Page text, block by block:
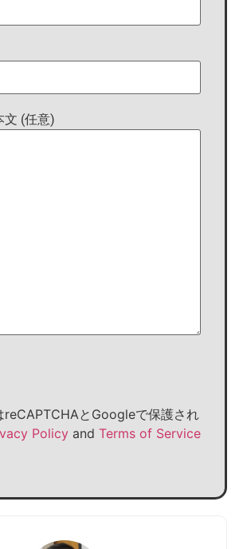
文 (任意)
reCAPTCHAとGoogleで保護され
Policy and Terms of Service